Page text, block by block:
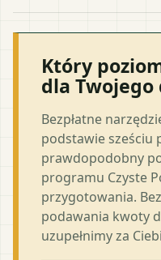
Który
dla Twojego
Bezpłatne
podstawie sześciu
prawdopodobny
programu Czyste
przygotowania.
podawania kwoty
uzupełnimy za